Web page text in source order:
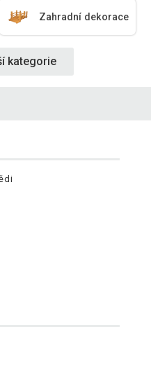
Zahradní dekorace
kategorie